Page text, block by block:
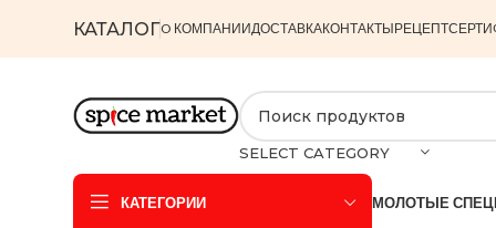
КАТАЛОГO КОМПАНИИДОСТАВКАКОНТАКТЫРЕЦЕПТ
SELECT CATEGORY
КАТЕГОРИИ МОЛОТЫЕ